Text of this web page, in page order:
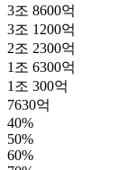
3조 8600억
3조 1200억
2조 2300억
1조 6300억
1조 300억
7630억
40%
50%
60%